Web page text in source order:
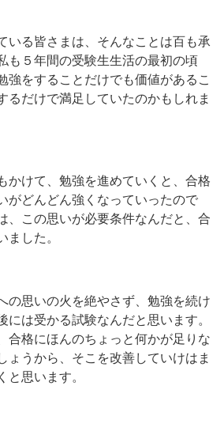
いる皆さまは、そんなことは百も承
も５年間の受験生生活の最初の頃
強をすることだけでも価値があるこ
るだけで満足していたのかもしれま
かけて、勉強を進めていくと、合格
どんどん強くなっていったので
、この思いが必要条件なんだと、合
ました。
の思いの火を絶やさず、勉強を続け
には受かる試験なんだと思います。
合格にほんのちょっと何かが足りな
ょうから、そこを改善していけはま
と思います。